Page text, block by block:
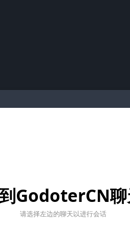
GodoterCN聊
请选择左边的聊天以进行会话